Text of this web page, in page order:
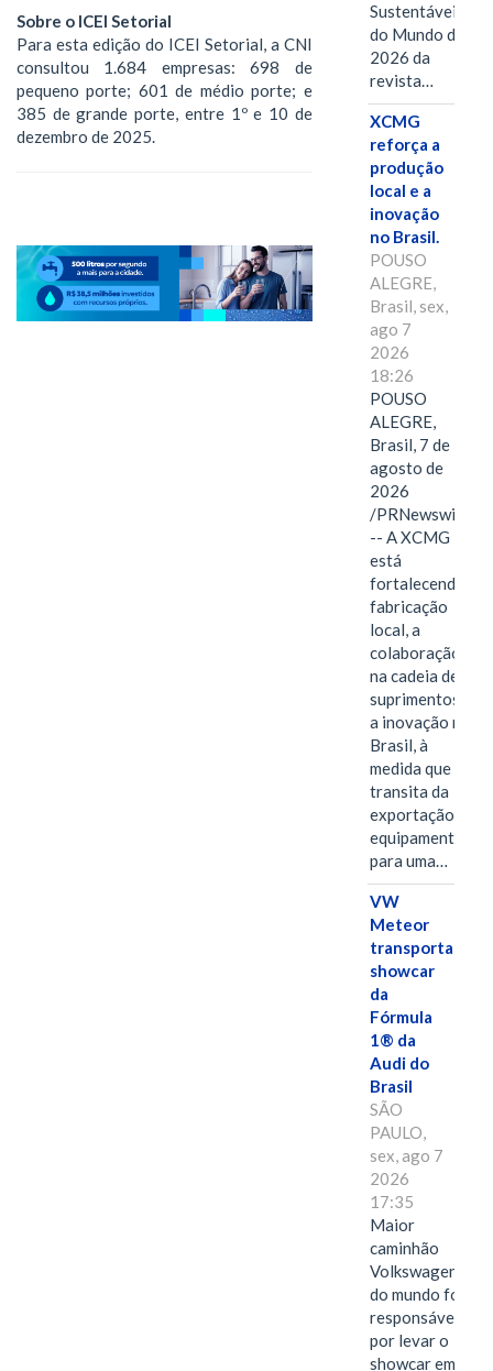
Sobre o ICEI Setorial
Para esta edição do ICEI Setorial, a CNI
consultou 1.684 empresas: 698 de
pequeno porte; 601 de médio porte; e
385 de grande porte, entre 1º e 10 de
dezembro de 2025.
Sustentáveis
do Mundo de
2026 da
revista…
XCMG
reforça a
produção
local e a
inovação
no Brasil.
POUSO
ALEGRE,
Brasil, sex,
ago 7
2026
18:26
POUSO
ALEGRE,
Brasil, 7 de
agosto de
2026
/PRNewswire/
-- A XCMG
está
fortalecendo a
fabricação
local, a
colaboração
na cadeia de
suprimentos e
a inovação no
Brasil, à
medida que
transita da
exportação de
equipamentos
para uma…
VW
Meteor
transporta
showcar
da
Fórmula
1® da
Audi do
Brasil
SÃO
PAULO,
sex, ago 7
2026
17:35
Maior
caminhão
Volkswagen
do mundo foi
responsável
por levar o
showcar em